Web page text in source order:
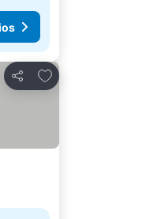
Compartir
Agregar a favoritos